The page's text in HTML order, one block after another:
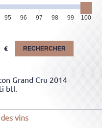
95 96 97 98 99 100
RECHERCHER
Grand Cru 2014
btl.
vins